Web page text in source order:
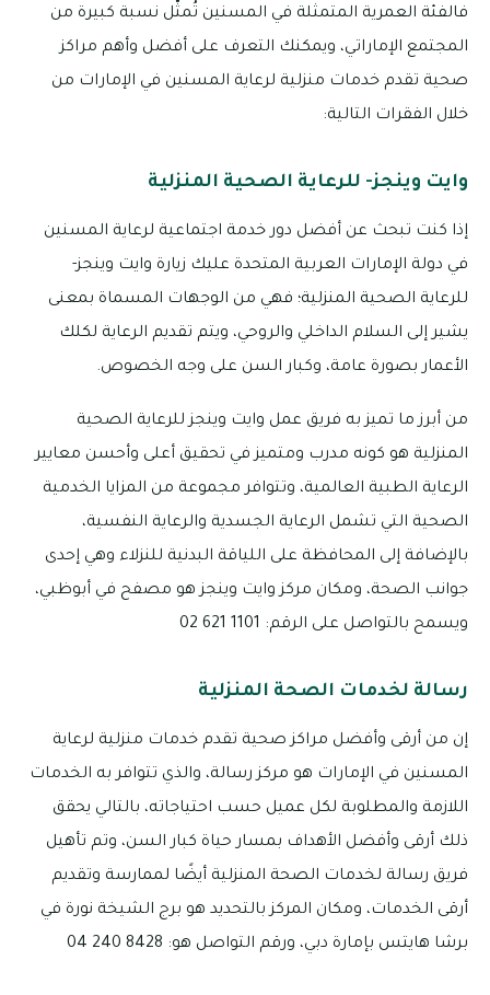
فالفئة العمرية المتمثلة في المسنين تُمثّل نسبة كبيرة من
المجتمع الإماراتي، ويمكنك التعرف على أفضل وأهم مراكز
صحية تقدم خدمات منزلية لرعاية المسنين في الإمارات من
خلال الفقرات التالية:
وايت وينجز- للرعاية الصحية المنزلية
إذا كنت تبحث عن أفضل دور خدمة اجتماعية لرعاية المسنين
في دولة الإمارات العربية المتحدة عليك زيارة وايت وينجز-
للرعاية الصحية المنزلية؛ فهي من الوجهات المسماة بمعنى
يشير إلى السلام الداخلي والروحي، ويتم تقديم الرعاية لكلك
الأعمار بصورة عامة، وكبار السن على وجه الخصوص.
من أبرز ما تميز به فريق عمل وايت وينجز للرعاية الصحية
المنزلية هو كونه مدرب ومتميز في تحقيق أعلى وأحسن معايير
الرعاية الطبية العالمية، وتتوافر مجموعة من المزايا الخدمية
الصحية التي تشمل الرعاية الجسدية والرعاية النفسية،
بالإضافة إلى المحافظة على اللياقة البدنية للنزلاء وهي إحدى
جوانب الصحة، ومكان مركز وايت وينجز هو مصفح في أبوظبي،
ويسمح بالتواصل على الرقم: 1101 621 02
رسالة لخدمات الصحة المنزلية
إن من أرقى وأفضل مراكز صحية تقدم خدمات منزلية لرعاية
المسنين في الإمارات هو مركز رسالة، والذي تتوافر به الخدمات
اللازمة والمطلوبة لكل عميل حسب احتياجاته، بالتالي يحقق
ذلك أرقى وأفضل الأهداف بمسار حياة كبار السن، وتم تأهيل
فريق رسالة لخدمات الصحة المنزلية أيضًا لممارسة وتقديم
أرقى الخدمات، ومكان المركز بالتحديد هو برج الشيخة نورة في
برشا هايتس بإمارة دبي، ورقم التواصل هو: 8428 240 04